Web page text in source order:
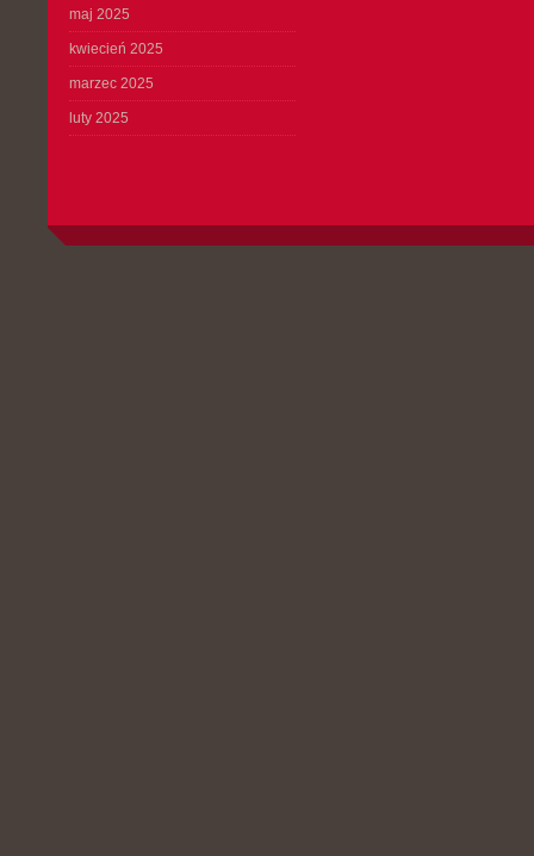
maj 2025
kwiecień 2025
marzec 2025
luty 2025